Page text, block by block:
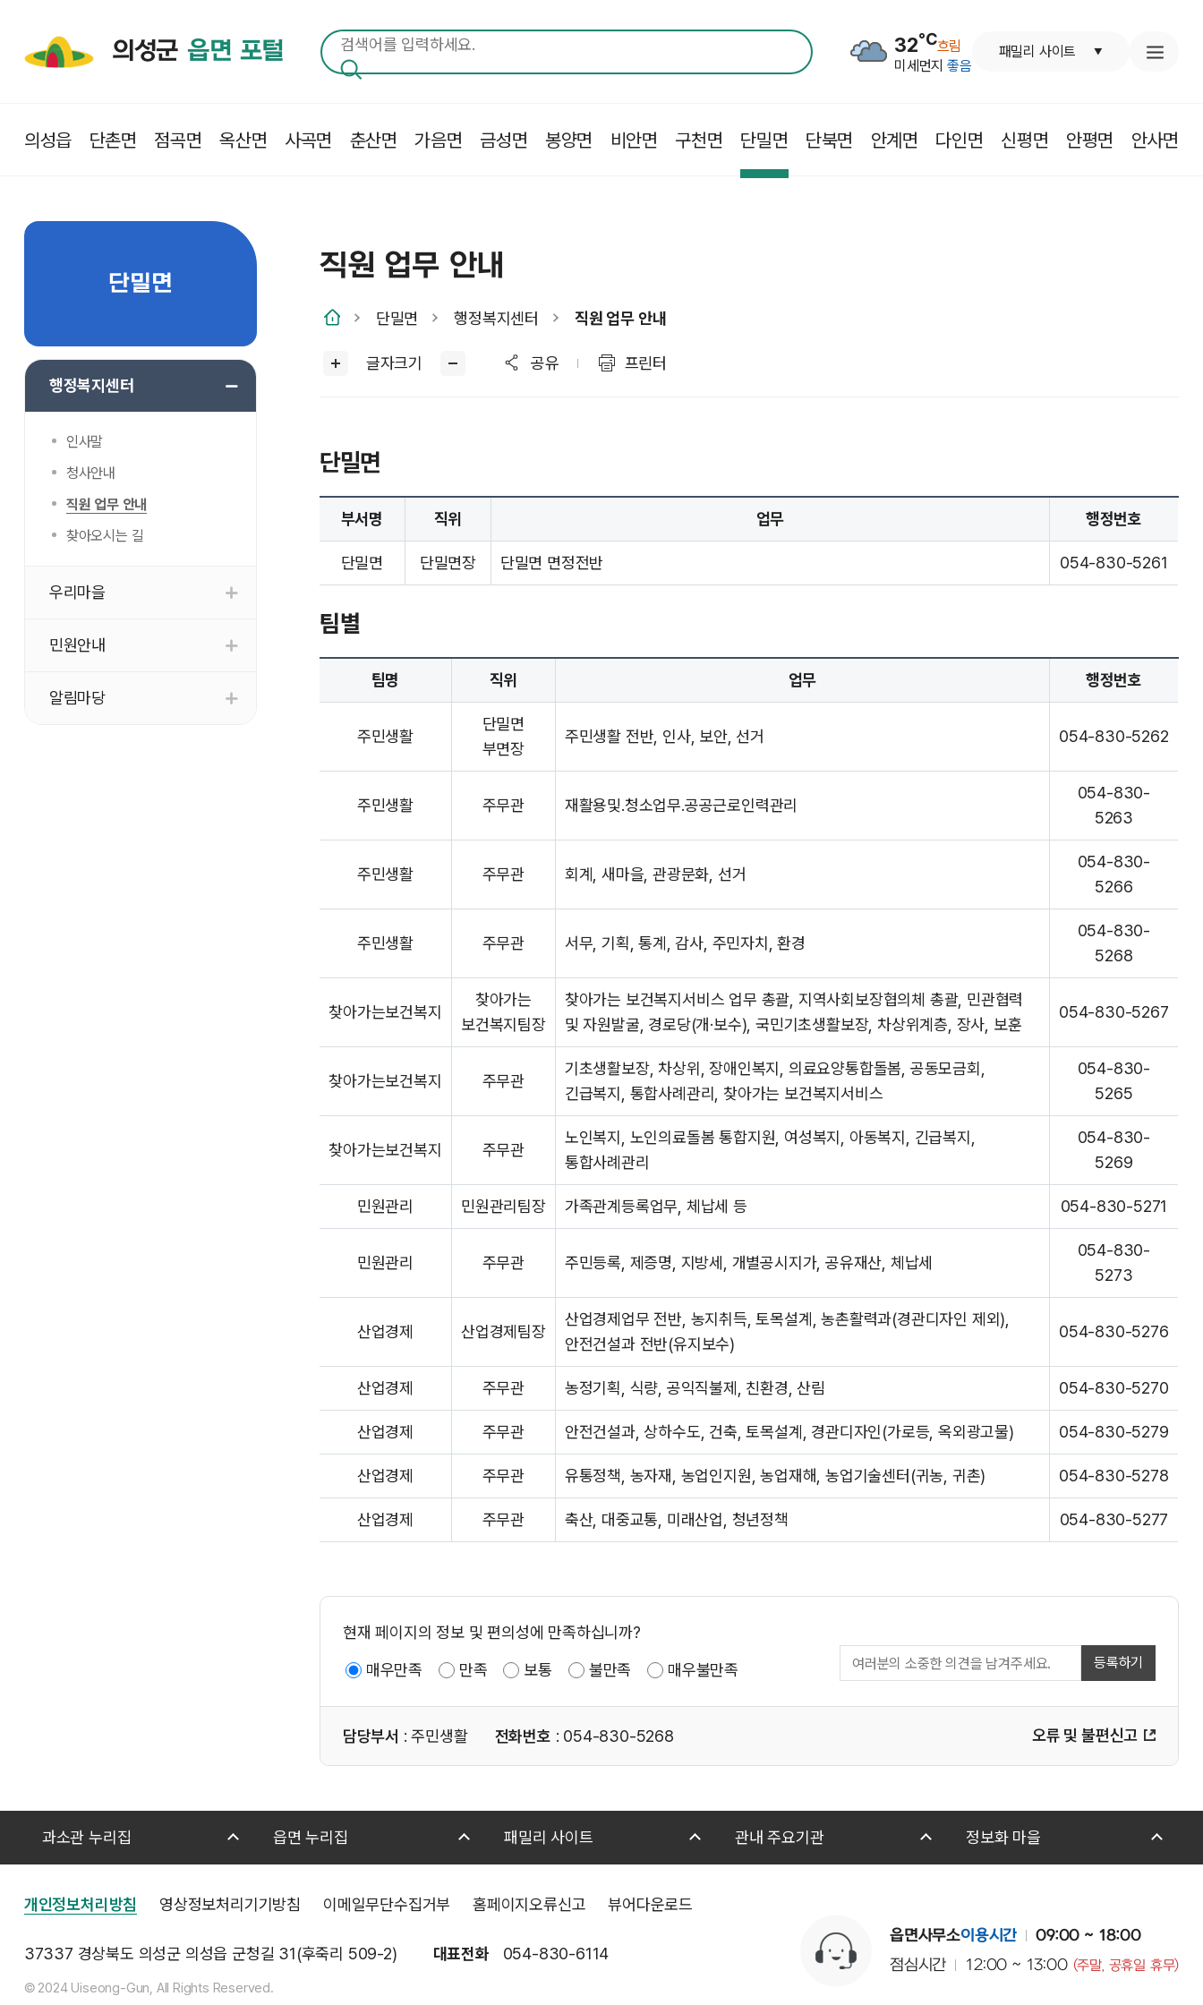
의성군 읍면 포털 32℃흐림
미세먼지좋음
패밀리 사이트
의성읍 단촌면 점곡면 옥산면 사곡면 춘산면 가음면 금성면 봉양면 비안면 구천면 단밀면 단북면 안계면 다인면 신평면 안평면 안사면
단밀면
행정복지센터
인사말
청사안내
직원 업무 안내
찾아오시는 길
우리마을
민원안내
알림마당
직원 업무 안내
단밀면 행정복지센터 직원 업무 안내
글자크기 공유 프린터
단밀면
부서명 직위 업무 행정번호
단밀면 단밀면장 단밀면 면정전반 054-830-5261
팀별
팀명 직위 업무 행정번호
주민생활
단밀면
부면장
주민생활 전반, 인사, 보안, 선거 054-830-5262
주민생활 주무관 재활용및.청소업무.공공근로인력관리
054-830-
5263
주민생활 주무관 회계, 새마을, 관광문화, 선거
054-830-
5266
주민생활 주무관 서무, 기획, 통계, 감사, 주민자치, 환경
054-830-
5268
찾아가는보건복지
찾아가는
보건복지팀장
찾아가는 보건복지서비스 업무 총괄, 지역사회보장협의체 총괄, 민관협력
및 자원발굴, 경로당(개·보수), 국민기초생활보장, 차상위계층, 장사, 보훈
054-830-5267
찾아가는보건복지 주무관
기초생활보장, 차상위, 장애인복지, 의료요양통합돌봄, 공동모금회,
긴급복지, 통합사례관리, 찾아가는 보건복지서비스
054-830-
5265
찾아가는보건복지 주무관
노인복지, 노인의료돌봄 통합지원, 여성복지, 아동복지, 긴급복지,
통합사례관리
054-830-
5269
민원관리 민원관리팀장 가족관계등록업무, 체납세 등 054-830-5271
민원관리 주무관 주민등록, 제증명, 지방세, 개별공시지가, 공유재산, 체납세
054-830-
5273
산업경제 산업경제팀장
산업경제업무 전반, 농지취득, 토목설계, 농촌활력과(경관디자인 제외),
안전건설과 전반(유지보수)
054-830-5276
산업경제 주무관 농정기획, 식량, 공익직불제, 친환경, 산림 054-830-5270
산업경제 주무관 안전건설과, 상하수도, 건축, 토목설계, 경관디자인(가로등, 옥외광고물) 054-830-5279
산업경제 주무관 유통정책, 농자재, 농업인지원, 농업재해, 농업기술센터(귀농, 귀촌) 054-830-5278
산업경제 주무관 축산, 대중교통, 미래산업, 청년정책 054-830-5277
현재 페이지의 정보 및 편의성에 만족하십니까?
매우만족 만족 보통 불만족 매우불만족 등록하기
담당부서 : 주민생활 전화번호 : 054-830-5268 오류 및 불편신고
과소관 누리집 읍면 누리집 패밀리 사이트 관내 주요기관 정보화 마을
개인정보처리방침 영상정보처리기기방침 이메일무단수집거부 홈페이지오류신고 뷰어다운로드
37337 경상북도 의성군 의성읍 군청길 31(후죽리 509-2) 대표전화 054-830-6114
© 2024 Uiseong-Gun, All Rights Reserved.
읍면사무소이용시간
09:00 ~ 18:00
점심시간
12:00 ~ 13:00 (주말, 공휴일 휴무)